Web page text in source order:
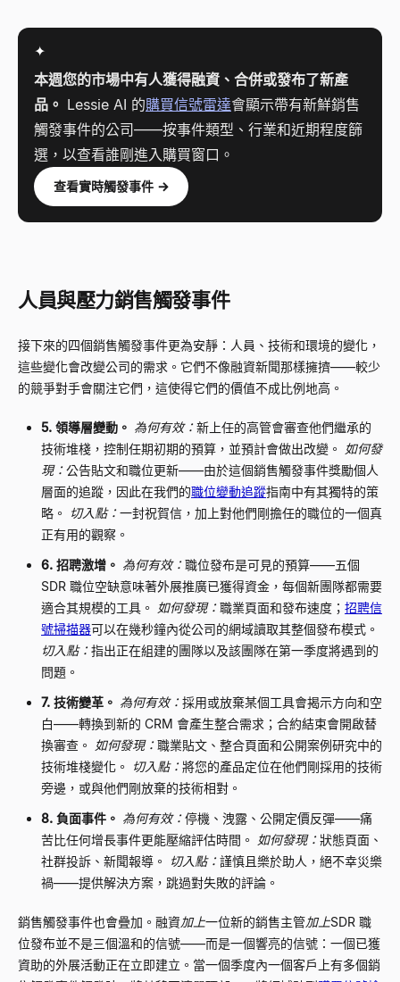
✦
本週您的市場中有人獲得融資、合併或發布了新產
品。 Lessie AI 的購買信號雷達會顯示帶有新鮮銷售
觸發事件的公司——按事件類型、行業和近期程度篩
選，以查看誰剛進入購買窗口。
查看實時觸發事件 →
人員與壓力銷售觸發事件
接下來的四個銷售觸發事件更為安靜：人員、技術和環境的變化，
這些變化會改變公司的需求。它們不像融資新聞那樣擁擠——較少
的競爭對手會關注它們，這使得它們的價值不成比例地高。
5. 領導層變動。 為何有效：新上任的高管會審查他們繼承的
技術堆棧，控制任期初期的預算，並預計會做出改變。
如何發
現：公告貼文和職位更新——由於這個銷售觸發事件獎勵個人
層面的追蹤，因此在我們的職位變動追蹤指南中有其獨特的策
略。
切入點：一封祝賀信，加上對他們剛擔任的職位的一個真
正有用的觀察。
6. 招聘激增。 為何有效：職位發布是可見的預算——五個
SDR 職位空缺意味著外展推廣已獲得資金，每個新團隊都需要
適合其規模的工具。
如何發現：職業頁面和發布速度； 招聘信
號掃描器可以在幾秒鐘內從公司的網域讀取其整個發布模式。
切入點：指出正在組建的團隊以及該團隊在第一季度將遇到的
問題。
7. 技術變革。 為何有效：採用或放棄某個工具會揭示方向和空
白——轉換到新的 CRM 會產生整合需求；合約結束會開啟替
換審查。
如何發現：職業貼文、整合頁面和公開案例研究中的
技術堆棧變化。
切入點：將您的產品定位在他們剛採用的技術
旁邊，或與他們剛放棄的技術相對。
8. 負面事件。 為何有效：停機、洩露、公開定價反彈——痛
苦比任何增長事件更能壓縮評估時間。
如何發現：狀態頁面、
社群投訴、新聞報導。
切入點：謹慎且樂於助人，絕不幸災樂
禍——提供解決方案，跳過對失敗的評論。
銷售觸發事件也會疊加。融資加上一位新的銷售主管加上SDR 職
位發布並不是三個溫和的信號——而是一個響亮的信號：一個已獲
資助的外展活動正在立即建立。當一個季度內一個客戶上有多個銷